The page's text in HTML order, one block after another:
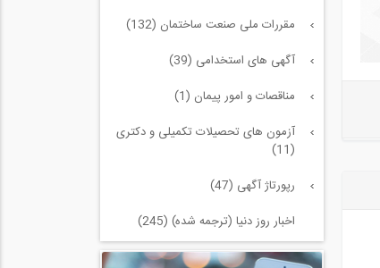
مقررات ملی صنعت ساختمان (132)
آگهی های استخدامی (39)
مناقصات و امور پیمان (1)
آزمون های تحصیلات تکمیلی و دکتری
(11)
رپورتاژ آگهی (47)
اخبار روز دنیا (ترجمه شده) (245)
سازه و زلزله و خاک (225)